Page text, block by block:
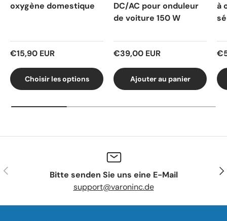
oxygène domestique
€15,90 EUR
Choisir les options
DC/AC pour onduleur
de voiture 150 W
€39,00 EUR
Ajouter au panier
à
Précédent
Bitte senden Sie uns eine E-Mail
support@varoninc.de